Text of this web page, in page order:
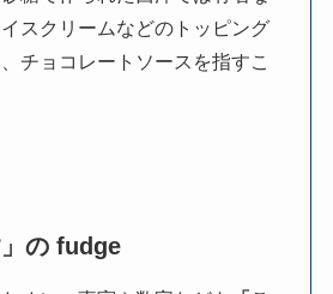
スクリームなどのトッピング
チョコレートソースを指すこ
」の fudge